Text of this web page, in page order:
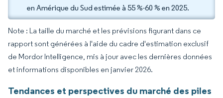
en Amérique du Sud estimée à 55 %-60 % en 2025.
Note : La taille du marché et les prévisions figurant dans ce
rapport sont générées à l'aide du cadre d'estimation exclusif
de Mordor Intelligence, mis à jour avec les dernières données
et informations disponibles en janvier 2026.
Tendances et perspectives du marché des piles